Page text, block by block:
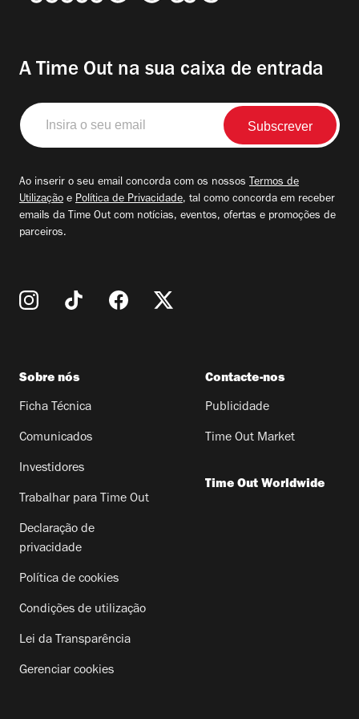
A Time Out na sua caixa de entrada
Insira
o
seu
Ao inserir o seu email concorda com os nossos Termos de
Utilização e Política de Privacidade, tal como concorda em receber
emails da Time Out com notícias, eventos, ofertas e promoções de
parceiros.
Sobre nós
Ficha Técnica
Comunicados
Investidores
Trabalhar para Time Out
Declaração de
privacidade
Política de cookies
Condições de utilização
Lei da Transparência
Gerenciar cookies
Contacte-nos
Publicidade
Time Out Market
Time Out Worldwide